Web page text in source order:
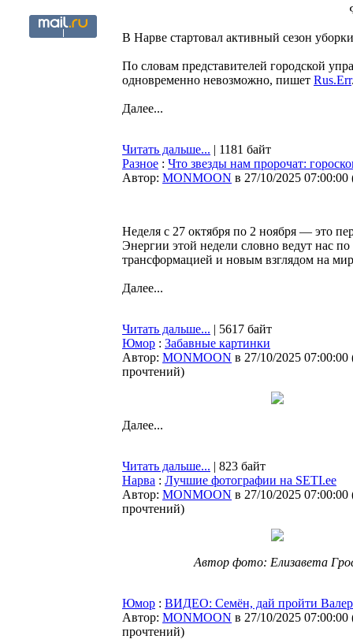
В Нарве стартовал активный сезон
По словам представителей городской
одновременно невозможно, пишет Rus.Err
Далее...
Читать дальше... | 1181 байт
Разное : Что звезды нам пророчат:
Автор: MONMOON в 27/10/2025 07:00:00
Неделя с 27 октября по 2 ноября — это
Энергии этой недели словно ведут нас
трансформацией и новым взглядом на
Далее...
Читать дальше... | 5617 байт
Юмор : Забавные картинки
Автор: MONMOON в 27/10/2025 07:00:00
прочтений)
Далее...
Читать дальше... | 823 байт
Нарва : Лучшие фотографии на SETI.ee
Автор: MONMOON в 27/10/2025 07:00:00
прочтений)
Автор фото: Елизавета
Юмор : ВИДЕО: Семён, дай пройти
Автор: MONMOON в 27/10/2025 07:00:00
прочтений)